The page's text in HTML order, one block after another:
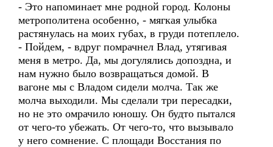
- Это напоминает мне родной город. Колоны
метрополитена особенно, - мягкая улыбка
растянулась на моих губах, в груди потеплело.
- Пойдем, - вдруг помрачнел Влад, утягивая
меня в метро. Да, мы догулялись допоздна, и
нам нужно было возвращаться домой. В
вагоне мы с Владом сидели молча. Так же
молча выходили. Мы сделали три пересадки,
но не это омрачило юношу. Он будто пытался
от чего-то убежать. От чего-то, что вызывало
у него сомнение. С площади Восстания по